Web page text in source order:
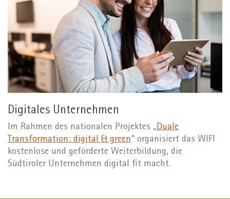
Digitales Unternehmen
Im Rahmen des nationalen Projektes „Duale
Transformation: digital & green“ organisiert das WIFI
kostenlose und geförderte Weiterbildung, die
Südtiroler Unternehmen digital fit macht.